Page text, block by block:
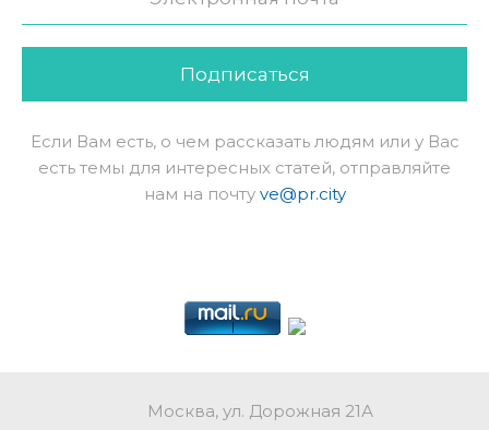
Подписаться
Если Вам есть, о чем рассказать людям или у Вас
есть темы для интересных статей, отправляйте
нам на почту ve@pr.city
Москва, ул. Дорожная 21А